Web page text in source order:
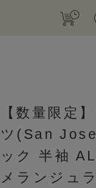
【数量限定
ツ(San
ック 半袖
メランジュ